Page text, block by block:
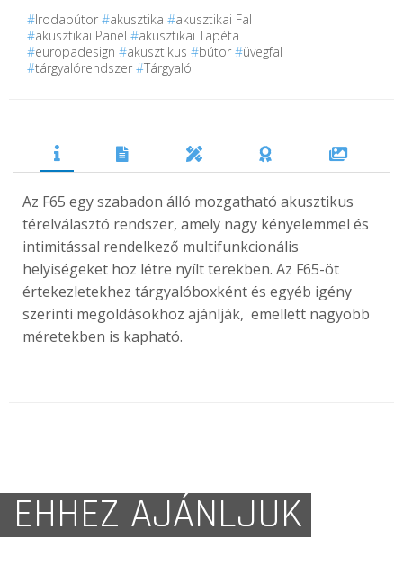
#Irodabútor #akusztika #akusztikai Fal
#akusztikai Panel #akusztikai Tapéta
#europadesign #akusztikus #bútor #üvegfal
#tárgyalórendszer #Tárgyaló
Az F65 egy szabadon álló mozgatható akusztikus
térelválasztó rendszer, amely nagy kényelemmel és
intimitással rendelkező multifunkcionális
helyiségeket hoz létre nyílt terekben. Az F65-öt
értekezletekhez tárgyalóboxként és egyéb igény
szerinti megoldásokhoz ajánlják, emellett nagyobb
méretekben is kapható.
EHHEZ AJÁNLJUK